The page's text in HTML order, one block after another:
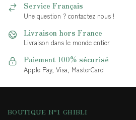
Service Français
Une question ? contactez nous !
Livraison hors France
Livraison dans le monde entier
Paiement 100% sécurisé
Apple Pay, Visa, MasterCard
BOUTIQUE N°1 GHIBLI